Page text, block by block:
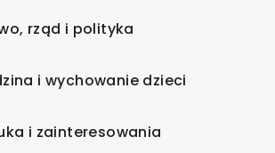
rząd i polityka
i wychowanie dzieci
i zainteresowania